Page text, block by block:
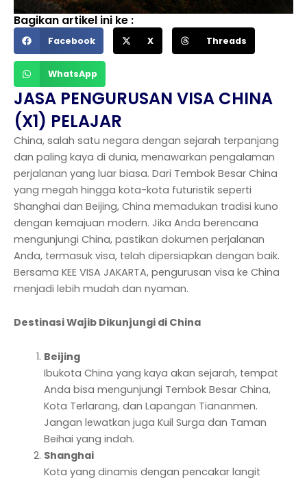
Bagikan artikel ini ke :
Facebook X Threads
WhatsApp
JASA PENGURUSAN VISA CHINA
(X1) PELAJAR
China, salah satu negara dengan sejarah terpanjang
dan paling kaya di dunia, menawarkan pengalaman
perjalanan yang luar biasa. Dari Tembok Besar China
yang megah hingga kota-kota futuristik seperti
Shanghai dan Beijing, China memadukan tradisi kuno
dengan kemajuan modern. Jika Anda berencana
mengunjungi China, pastikan dokumen perjalanan
Anda, termasuk visa, telah dipersiapkan dengan baik.
Bersama KEE VISA JAKARTA, pengurusan visa ke China
menjadi lebih mudah dan nyaman.
Destinasi Wajib Dikunjungi di China
Beijing
Ibukota China yang kaya akan sejarah, tempat
Anda bisa mengunjungi Tembok Besar China,
Kota Terlarang, dan Lapangan Tiananmen.
Jangan lewatkan juga Kuil Surga dan Taman
Beihai yang indah.
Shanghai
Kota yang dinamis dengan pencakar langit